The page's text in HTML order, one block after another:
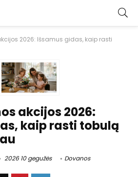
2026: Išsamus gidas, kaip rasti
akcijos 2026:
kaip rasti tobulą
2026 10 gegužės Dovanos